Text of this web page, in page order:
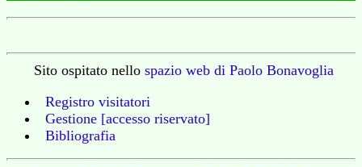
Sito ospitato nellospazio web di Paolo Bonavoglia
Registro visitatori
Gestione [accesso riservato]
Bibliografia